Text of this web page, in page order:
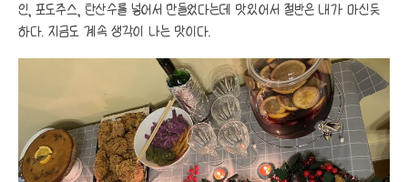
인, 포도주스, 탄산수를 넣어서 만들었다는데 맛있어서 절반은 내가 마신듯
하다. 지금도 계속 생각이 나는 맛이다.